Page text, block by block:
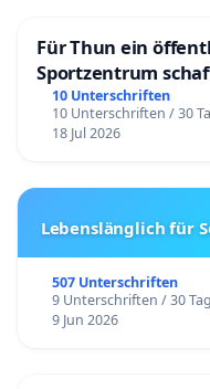
Für Thun ein
Sportzentrum
10 Unterschriften
10 Unterschriften / 30
18 Jul 2026
Lebenslänglich für
507 Unterschriften
9 Unterschriften / 30
9 Jun 2026